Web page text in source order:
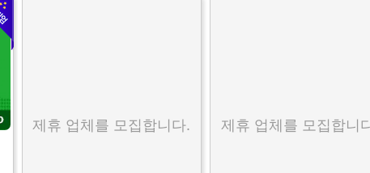
제휴 업체를 모집합니다. 제휴 업체를 모집합니